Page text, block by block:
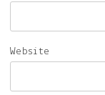
Website